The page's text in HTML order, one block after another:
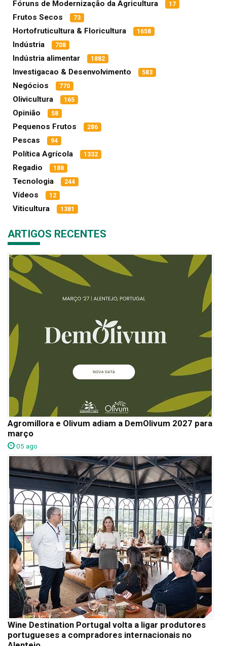
Fóruns de Modernização da Agricultura 17
Frutos Secos 73
Hortofruticultura & Floricultura 1658
Indústria 708
Indústria alimentar 1882
Investigacao & Desenvolvimento 583
Negócios 770
Olivicultura 165
Opinião 58
Pequenos Frutos 286
Pescas 94
Política Agrícola 1332
Regadio 188
Tecnologia 244
Vídeos 12
Viticultura 1381
ARTIGOS RECENTES
Agromillora e Olivum adiam a DemOlivum 2027 para
março
05 ago
Wine Destination Portugal volta a ligar produtores
portugueses a compradores internacionais no